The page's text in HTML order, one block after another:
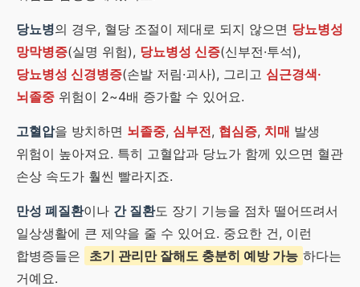
당뇨병의 경우, 혈당 조절이 제대로 되지 않으면 당뇨병성
망막병증(실명 위험), 당뇨병성 신증(신부전·투석),
당뇨병성 신경병증(손발 저림·괴사), 그리고 심근경색·
뇌졸중 위험이 2~4배 증가할 수 있어요.
고혈압을 방치하면 뇌졸중, 심부전, 협심증, 치매 발생
위험이 높아져요. 특히 고혈압과 당뇨가 함께 있으면 혈관
손상 속도가 훨씬 빨라지죠.
만성 폐질환이나 간 질환도 장기 기능을 점차 떨어뜨려서
일상생활에 큰 제약을 줄 수 있어요. 중요한 건, 이런
합병증들은
초기 관리만 잘해도 충분히 예방 가능 하다는
거예요.